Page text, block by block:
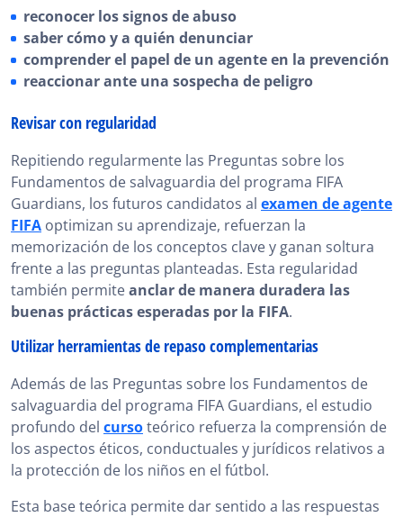
reconocer los signos de abuso
saber cómo y a quién denunciar
comprender el papel de un agente en la prevención
reaccionar ante una sospecha de peligro
Revisar con regularidad
Repitiendo regularmente las Preguntas sobre los
Fundamentos de salvaguardia del programa FIFA
Guardians, los futuros candidatos al examen de agente
FIFA optimizan su aprendizaje, refuerzan la
memorización de los conceptos clave y ganan soltura
frente a las preguntas planteadas. Esta regularidad
también permiteanclar de manera duradera las
buenas prácticas esperadas por la FIFA.
Utilizar herramientas de repaso complementarias
Además de las Preguntas sobre los Fundamentos de
salvaguardia del programa FIFA Guardians, el estudio
profundo del cursoteórico refuerza la comprensión de
los aspectos éticos, conductuales y jurídicos relativos a
la protección de los niños en el fútbol.
Esta base teórica permite dar sentido a las respuestas